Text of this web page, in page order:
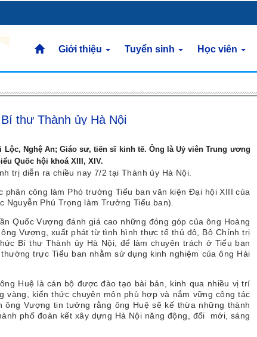
Giới thiệu Tuyển sinh Học viên
thư Thành ủy Hà Nội
Nghệ An; Giáo sư, tiến sĩ kinh tế. Ông là Uỷ viên Trung ương
Quốc hội khoá XIII, XIV.
trị diễn ra chiều nay 7/2 tại Thành ủy Hà Nội.
công làm Phó trưởng Tiểu ban văn kiện Đại hội XIII của
Phú Trọng làm Trưởng Tiểu ban).
Quốc Vượng đánh giá cao những đóng góp của ông Hoàng
Vượng, xuất phát từ tình hình thực tế thủ đô, Bộ Chính trị
Bí thư Thành ủy Hà Nội, để làm chuyên trách ở Tiểu ban
trực Tiểu ban nhằm sử dụng kinh nghiệm của ông Hải
Huệ là cán bộ được đào tạo bài bản, kinh qua nhiều vị trí
kiến thức chuyên môn phù hợp và nắm vững công tác
Vượng tin tưởng rằng ông Huệ sẽ kế thừa những thành
phố đoàn kết xây dựng Hà Nội năng động, đổi mới, sáng